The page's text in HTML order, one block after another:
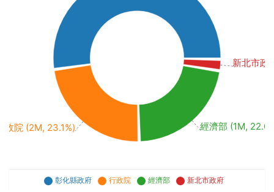
政院 (2M, 23.1%) 經濟部 (1M,
新北市政
彰化縣政府 行政院 經濟部 新北市政府